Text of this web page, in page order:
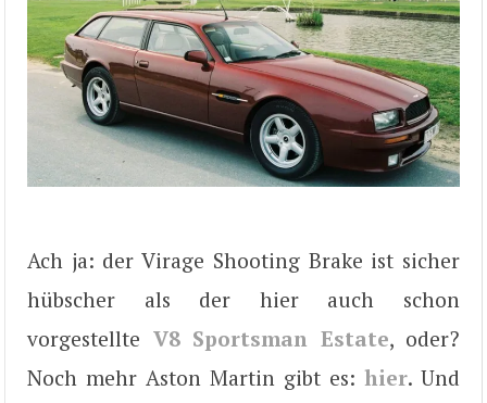
Ach ja: der Virage Shooting Brake ist sicher
hübscher als der hier auch schon
vorgestellte V8 Sportsman Estate, oder?
Noch mehr Aston Martin gibt es: hier. Und